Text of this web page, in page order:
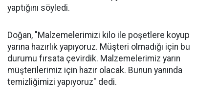
yaptığını söyledi.
Doğan, "Malzemelerimizi kilo ile poşetlere koyup
yarına hazırlık yapıyoruz. Müşteri olmadığı için bu
durumu fırsata çevirdik. Malzemelerimiz yarın
müşterilerimiz için hazır olacak. Bunun yanında
temizliğimizi yapıyoruz" dedi.